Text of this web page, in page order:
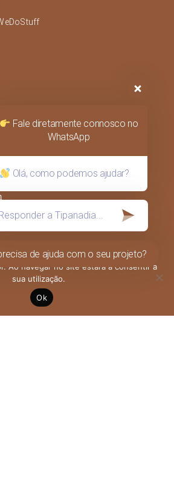
25
Seguros
Fale diretamente connosco no
WhatsApp
Olá, como podemos ajudar?
de ajuda com o seu projeto?
para permitir uma melhor experiência
Ao navegar no site estará a consentir a
sua utilização.
Ok